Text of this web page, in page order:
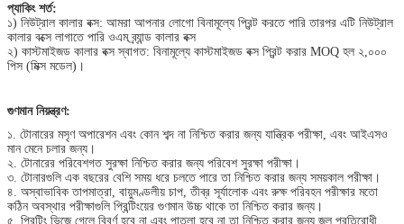
প্যাকিং শর্ত:
১) নিউট্রাল কালার বক্স: আমরা আপনার লোগো বিনামূল্যে প্রিন্ট করতে পারি তারপর এটি নিউট্রাল
কালার বক্সে লাগাতে পারি ওএম ব্র্যান্ড কালার বক্স
২) কাস্টমাইজড কালার বক্স স্বাগত: বিনামূল্যে কাস্টমাইজড বক্স প্রিন্ট করার MOQ হল ২,০০০
পিস (মিক্স মডেল)।
গুণমান নিয়ন্ত্রণ:
১. টোনারের মসৃণ অপারেশন এবং কোন শব্দ না নিশ্চিত করার জন্য যান্ত্রিক পরীক্ষা, এবং আইএসও
মান মেনে চলার জন্য।
২. টোনারের পরিবেশগত সুরক্ষা নিশ্চিত করার জন্য পরিবেশ সুরক্ষা পরীক্ষা।
৩. টোনারগুলি এক বছরের বেশি সময় ধরে চলতে পারে তা নিশ্চিত করার জন্য সময়কাল পরীক্ষা।
৪. অস্বাভাবিক তাপমাত্রা, বায়ুমণ্ডলীয় চাপ, তীব্র সূর্যালোক এবং রুক্ষ পরিবহন পরীক্ষার মতো
কঠিন অবস্থার পরীক্ষাগুলি প্রিন্টিংয়ের গুণমান উচ্চ থাকে তা নিশ্চিত করার জন্য।
৫. প্রিন্টিং ভিজে গেলে বিবর্ণ হবে না এবং পাতলা হবে না তা নিশ্চিত করার জন্য জল প্রতিরোধী